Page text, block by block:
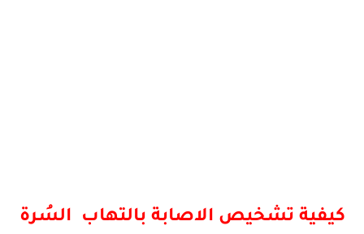
كيفية تشخيص الاصابة بالتهاب
السُرة